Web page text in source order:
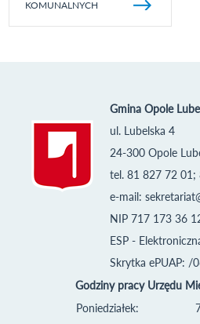
KOMUNALNYCH
Gmina Opole
ul. Lubelska 4
24-300 Opole
tel. 81 827 72 01;
e-mail:
NIP 717 173 36
ESP -
Skrytka ePUAP: /
Godziny pracy Urzędu
Poniedziałek: